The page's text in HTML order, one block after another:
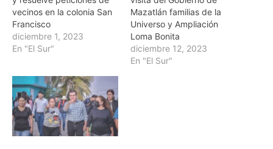
vecinos en la colonia San
Francisco
diciembre 1, 2023
En "El Sur"
Mazatlán familias de la
Universo y Ampliación
Loma Bonita
diciembre 12, 2023
En "El Sur"